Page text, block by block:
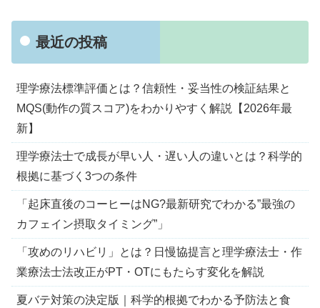
最近の投稿
理学療法標準評価とは？信頼性・妥当性の検証結果と
MQS(動作の質スコア)をわかりやすく解説【2026年最
新】
理学療法士で成長が早い人・遅い人の違いとは？科学的
根拠に基づく3つの条件
「起床直後のコーヒーはNG?最新研究でわかる”最強の
カフェイン摂取タイミング”」
「攻めのリハビリ」とは？日慢協提言と理学療法士・作
業療法士法改正がPT・OTにもたらす変化を解説
夏バテ対策の決定版｜科学的根拠でわかる予防法と食